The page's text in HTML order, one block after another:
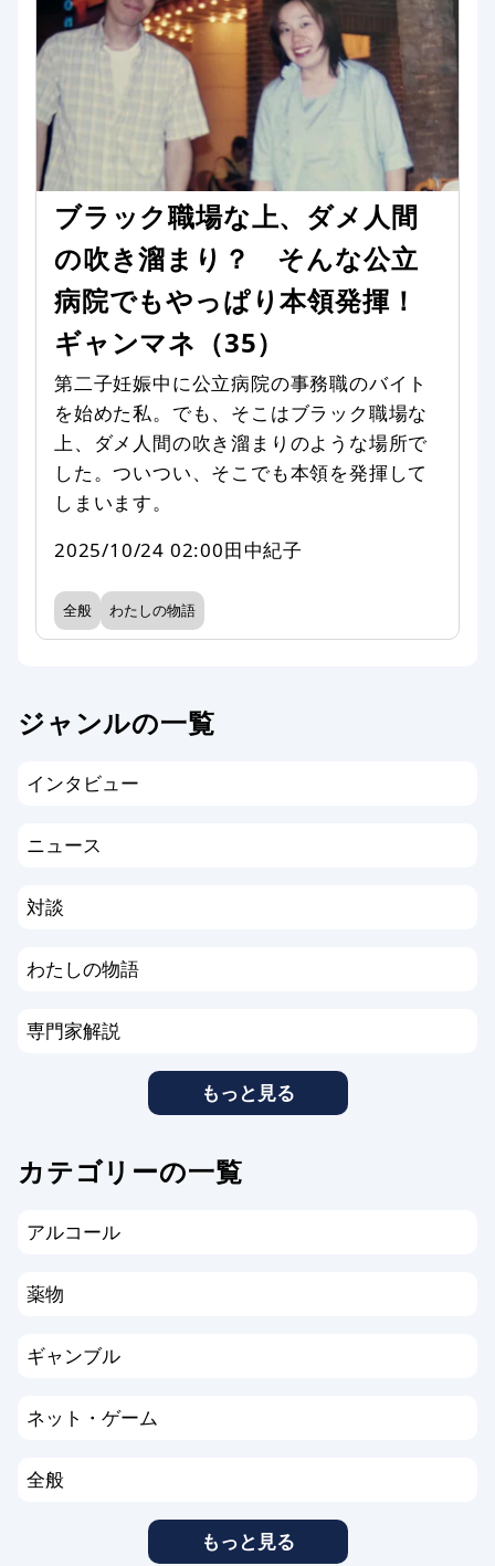
ブラック職場な上、ダメ人間
の吹き溜まり？ そんな公立
病院でもやっぱり本領発揮！
ギャンマネ（35）
第二子妊娠中に公立病院の事務職のバイト
を始めた私。でも、そこはブラック職場な
上、ダメ人間の吹き溜まりのような場所で
した。ついつい、そこでも本領を発揮して
しまいます。
2025/10/24 02:00田中紀子
全般 わたしの物語
ジャンルの一覧
インタビュー
ニュース
対談
わたしの物語
専門家解説
もっと見る
カテゴリーの一覧
アルコール
薬物
ギャンブル
ネット・ゲーム
全般
もっと見る